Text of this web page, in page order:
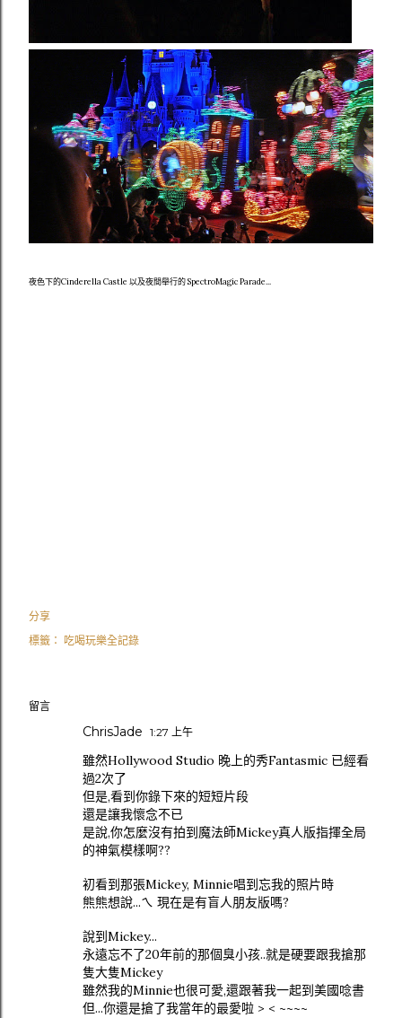
夜色下的Cinderella Castle 以及夜間舉行的 SpectroMagic Parade...
分享
標籤： 吃喝玩樂全記錄
留言
ChrisJade 1:27 上午
雖然Hollywood Studio 晚上的秀Fantasmic 已經看
過2次了
但是,看到你錄下來的短短片段
還是讓我懷念不已
是說,你怎麼沒有拍到魔法師Mickey真人版指揮全局
的神氣模樣啊??
初看到那張Mickey, Minnie唱到忘我的照片時
熊熊想說...ㄟ 現在是有盲人朋友版嗎?
說到Mickey...
永遠忘不了20年前的那個臭小孩..就是硬要跟我搶那
隻大隻Mickey
雖然我的Minnie也很可愛,還跟著我一起到美國唸書
但...你還是搶了我當年的最愛啦 > < ~~~~